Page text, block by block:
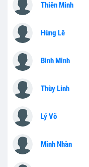
Thiên Minh
Hùng Lê
Bình Minh
Thùy Linh
Lý Võ
Minh Nhàn